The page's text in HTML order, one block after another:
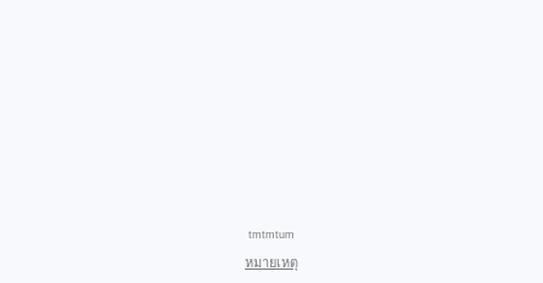
tmtmtum
หมายเหตุ